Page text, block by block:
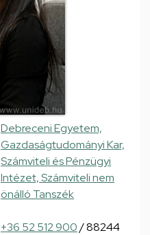
Debreceni Egyetem,
Gazdaságtudományi Kar,
Számviteli és Pénzügyi
Intézet, Számviteli nem
önálló Tanszék
+36 52 512 900/ 88244